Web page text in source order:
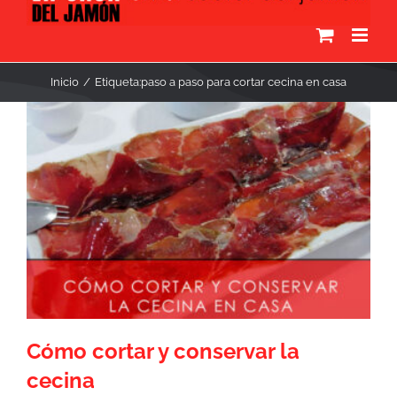
Inicio Etiqueta:paso a paso para cortar cecina en casa
Cómo cortar y conservar la
cecina